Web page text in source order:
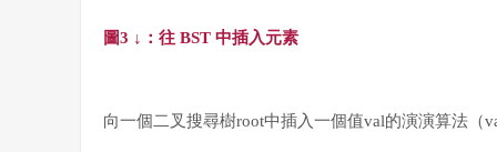
圖3 ↓： 往 BST 中插入元素
向一個二叉搜尋樹root中插入一個值val的演演算法（